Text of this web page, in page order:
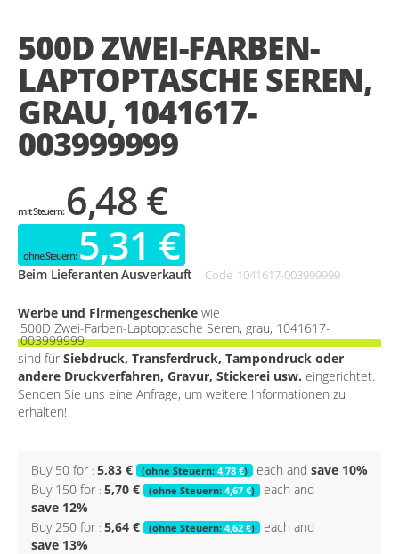
beginning
of
images
gallery
500D ZWEI-FARBEN-
LAPTOPTASCHE SEREN,
GRAU, 1041617-
003999999
6,48 €
5,31 €
Beim Lieferanten Ausverkauft Code 1041617-003999999
Werbe und Firmengeschenke wie
500D Zwei-Farben-Laptoptasche Seren, grau, 1041617-
003999999
sind für Siebdruck, Transferdruck, Tampondruck oder
andere Druckverfahren, Gravur, Stickerei usw. eingerichtet.
Senden Sie uns eine Anfrage, um weitere Informationen zu
erhalten!
Buy 50 for 5,83 € 4,78 € each and save 10%
Buy 150 for 5,70 € 4,67 €
each and
save 12%
Buy 250 for 5,64 € 4,62 €
each and
save 13%